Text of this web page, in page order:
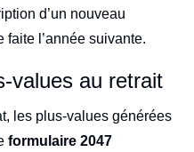
d’un nouveau
faite l’année suivante.
values au retrait
les plus-values générées
formulaire 2047